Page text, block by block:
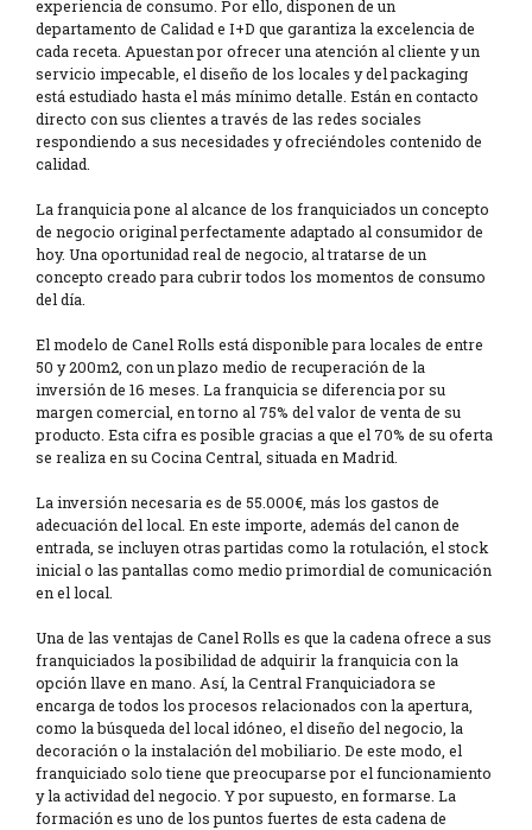
experiencia de consumo. Por ello, disponen de un
departamento de Calidad e I+D que garantiza la excelencia de
cada receta. Apuestan por ofrecer una atención al cliente y un
servicio impecable, el diseño de los locales y del packaging
está estudiado hasta el más mínimo detalle. Están en contacto
directo con sus clientes a través de las redes sociales
respondiendo a sus necesidades y ofreciéndoles contenido de
calidad.
La franquicia pone al alcance de los franquiciados un concepto
de negocio original perfectamente adaptado al consumidor de
hoy. Una oportunidad real de negocio, al tratarse de un
concepto creado para cubrir todos los momentos de consumo
del día.
El modelo de Canel Rolls está disponible para locales de entre
50 y 200m2, con un plazo medio de recuperación de la
inversión de 16 meses. La franquicia se diferencia por su
margen comercial, en torno al 75% del valor de venta de su
producto. Esta cifra es posible gracias a que el 70% de su oferta
se realiza en su Cocina Central, situada en Madrid.
La inversión necesaria es de 55.000€, más los gastos de
adecuación del local. En este importe, además del canon de
entrada, se incluyen otras partidas como la rotulación, el stock
inicial o las pantallas como medio primordial de comunicación
en el local.
Una de las ventajas de Canel Rolls es que la cadena ofrece a sus
franquiciados la posibilidad de adquirir la franquicia con la
opción llave en mano. Así, la Central Franquiciadora se
encarga de todos los procesos relacionados con la apertura,
como la búsqueda del local idóneo, el diseño del negocio, la
decoración o la instalación del mobiliario. De este modo, el
franquiciado solo tiene que preocuparse por el funcionamiento
y la actividad del negocio. Y por supuesto, en formarse. La
formación es uno de los puntos fuertes de esta cadena de